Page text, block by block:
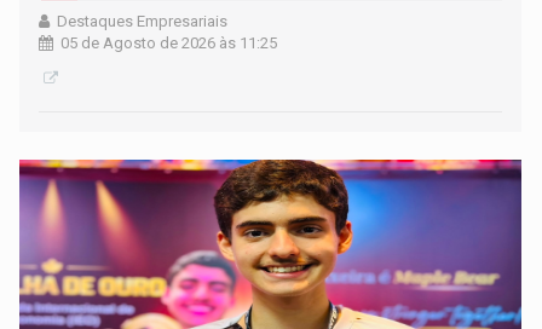
Destaques Empresariais
05 de Agosto de 2026 às 11:25